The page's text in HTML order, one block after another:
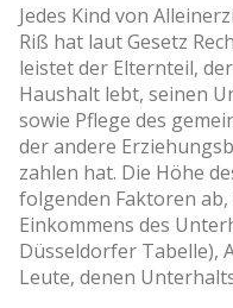
Jedes Kind von
Riß hat laut Gesetz
leistet der Elternteil,
Haushalt lebt, seinen
sowie Pflege des
der andere
zahlen hat. Die Höhe
folgenden Faktoren ab,
Einkommens des
Düsseldorfer Tabelle),
Leute, denen